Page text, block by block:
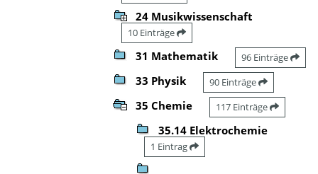
24 Musikwissenschaft
10 Einträge
31 Mathematik 96 Einträge
33 Physik 90 Einträge
35 Chemie 117 Einträge
35.14 Elektrochemie
1 Eintrag